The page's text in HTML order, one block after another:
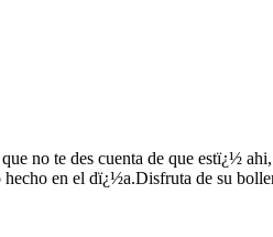
no te des cuenta de que estï¿½
en el dï¿½a.Disfruta de su